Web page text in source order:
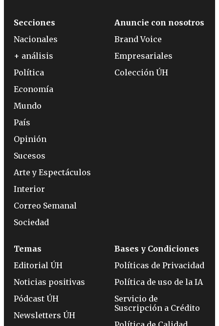
Secciones
Nacionales
+ análisis
Política
Economía
Mundo
País
Opinión
Sucesos
Arte y Espectáculos
Interior
Correo Semanal
Sociedad
Anuncie con nosotros
Brand Voice
Empresariales
Colección ÚH
Temas
Editorial ÚH
Noticias positivas
Pódcast ÚH
Newsletters ÚH
Bases y Condiciones
Políticas de Privacidad
Política de uso de la IA
Servicio de
Suscripción a Crédito